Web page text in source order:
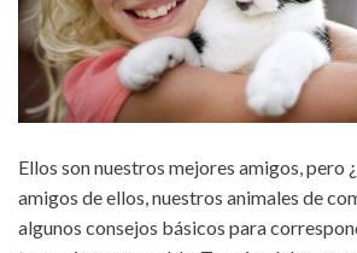
Ellos son nuestros mejores amigos, pero
amigos de ellos, nuestros animales de
algunos consejos básicos para